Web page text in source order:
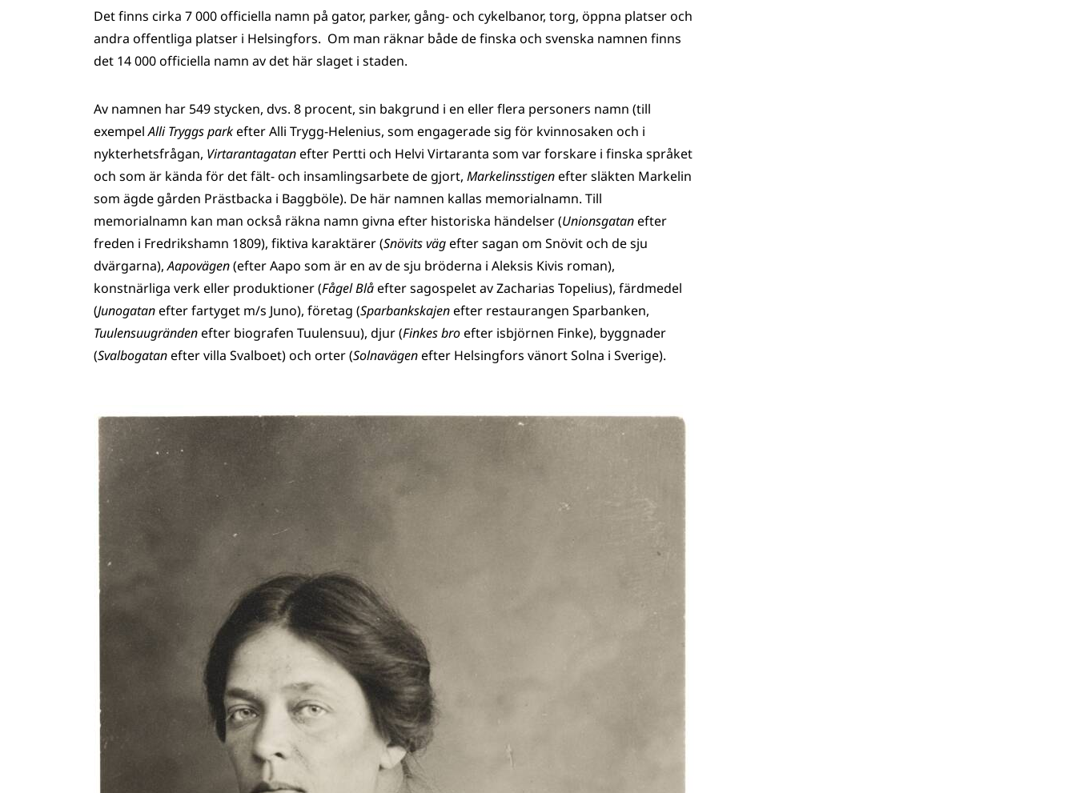
Det finns cirka 7 000 officiella namn på gator, parker, gång- och cykelbanor, torg, öppna platser och
andra offentliga platser i Helsingfors. Om man räknar både de finska och svenska namnen finns
det 14 000 officiella namn av det här slaget i staden.
Av namnen har 549 stycken, dvs. 8 procent, sin bakgrund i en eller flera personers namn (till
exempelAlli Tryggs parkefter Alli Trygg-Helenius, som engagerade sig för kvinnosaken och i
nykterhetsfrågan, Virtarantagatanefter Pertti och Helvi Virtaranta som var forskare i finska språket
och som är kända för det fält- och insamlingsarbete de gjort, Markelinsstigenefter släkten Markelin
som ägde gården Prästbacka i Baggböle). De här namnen kallas memorialnamn. Till
memorialnamn kan man också räkna namn givna efter historiska händelser (Unionsgatanefter
freden i Fredrikshamn 1809), fiktiva karaktärer (Snövits vägefter sagan om Snövit och de sju
dvärgarna),Aapovägen(efter Aapo som är en av de sju bröderna i Aleksis Kivis roman),
konstnärliga verk eller produktioner (Fågel Blåefter sagospelet av Zacharias Topelius), färdmedel
(Junogatanefter fartyget m/s Juno), företag (Sparbankskajenefter restaurangen Sparbanken,
Tuulensuugrändenefter biografen Tuulensuu), djur (Finkes broefter isbjörnen Finke), byggnader
(Svalbogatanefter villa Svalboet) och orter (Solnavägenefter Helsingfors vänort Solna i Sverige).